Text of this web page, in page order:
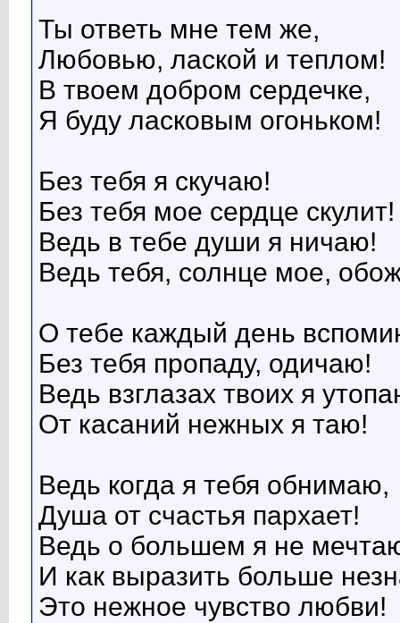
Ты ответь мне тем же,
Любовью, лаской и теплом!
В твоем добром сердечке,
Я буду ласковым огоньком!
Без тебя я скучаю!
Без тебя мое сердце скулит!
Ведь в тебе души я ничаю!
Ведь тебя, солнце мое,
О тебе каждый день
Без тебя пропаду, одичаю!
Ведь взглазах твоих я
От касаний нежных я таю!
Ведь когда я тебя обнимаю,
Душа от счастья пархает!
Ведь о большем я не
И как выразить больше
Это нежное чувство любви!